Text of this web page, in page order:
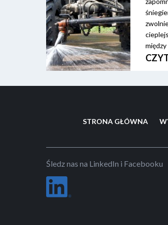
STRONA GŁÓWNA
Śledz nas na LinkedIn i Facebooku